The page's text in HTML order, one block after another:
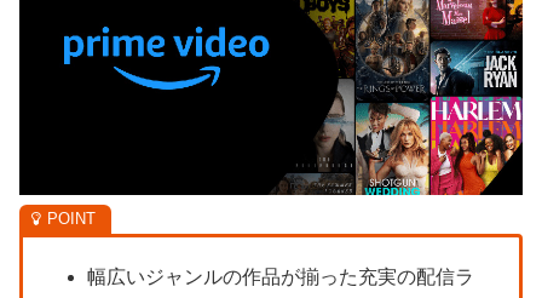
幅広いジャンルの作品が揃った充実の配信ラ